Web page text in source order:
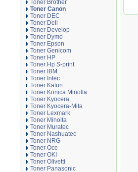
Toner Brother
Toner Canon
Toner DEC
Toner Dell
Toner Develop
Toner Dymo
Toner Epson
Toner Genicom
Toner HP
Toner Hp S-print
Toner IBM
Toner Intec
Toner Katun
Toner Konica Minolta
Toner Kyocera
Toner Kyocera-Mita
Toner Lexmark
Toner Minolta
Toner Muratec
Toner Nashuatec
Toner NRG
Toner Oce
Toner OKI
Toner Olivetti
Toner Panasonic